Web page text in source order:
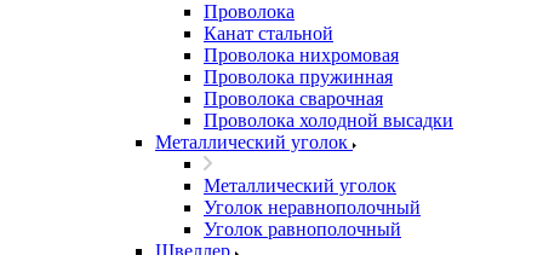
Проволока
Канат стальной
Проволока нихромовая
Проволока пружинная
Проволока сварочная
Проволока холодной высадки
Металлический уголок
Металлический уголок
Уголок неравнополочный
Уголок равнополочный
Швеллер